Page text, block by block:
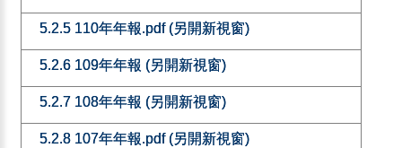
5.2.5 110年年報.pdf (另開新視窗)
5.2.6 109年年報 (另開新視窗)
5.2.7 108年年報 (另開新視窗)
5.2.8 107年年報.pdf (另開新視窗)